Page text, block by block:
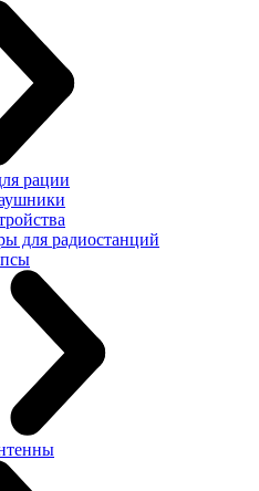
рации
для радиостанций